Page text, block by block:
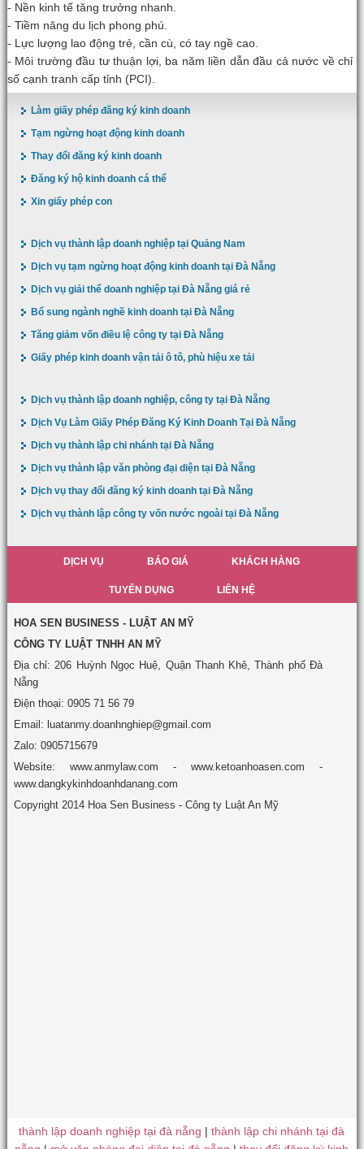
- Nền kinh tế tăng trưởng nhanh.
- Tiềm năng du lịch phong phú.
- Lực lượng lao động trẻ, cần cù, có tay ngề cao.
- Môi trường đầu tư thuận lợi, ba năm liền dẫn đầu cả nước về chỉ
số cạnh tranh cấp tỉnh (PCI).
Làm giấy phép đăng ký kinh doanh
Tạm ngừng hoạt động kinh doanh
Thay đổi đăng ký kinh doanh
Đăng ký hộ kinh doanh cá thể
Xin giấy phép con
Dịch vụ thành lập doanh nghiệp tại Quảng Nam
Dịch vụ tạm ngừng hoạt động kinh doanh tại Đà Nẵng
Dịch vụ giải thể doanh nghiệp tại Đà Nẵng giá rẻ
Bổ sung ngành nghề kinh doanh tại Đà Nẵng
Tăng giảm vốn điều lệ công ty tại Đà Nẵng
Giấy phép kinh doanh vận tải ô tô, phù hiệu xe tải
Dịch vụ thành lập doanh nghiệp, công ty tại Đà Nẵng
Dịch Vụ Làm Giấy Phép Đăng Ký Kinh Doanh Tại Đà Nẵng
Dịch vụ thành lập chi nhánh tại Đà Nẵng
Dịch vụ thành lập văn phòng đại diện tại Đà Nẵng
Dịch vụ thay đổi đăng ký kinh doanh tại Đà Nẵng
Dịch vụ thành lập công ty vốn nước ngoài tại Đà Nẵng
DỊCH VỤ BÁO GIÁ KHÁCH HÀNG
TUYỂN DỤNG LIÊN HỆ
HOA SEN BUSINESS - LUẬT AN MỸ
CÔNG TY LUẬT TNHH AN MỸ
Địa chỉ: 206 Huỳnh Ngọc Huệ, Quận Thanh Khê, Thành phố Đà
Nẵng
Điện thoại: 0905 71 56 79
Email: luatanmy.doanhnghiep@gmail.com
Zalo: 0905715679
Website: www.anmylaw.com - www.ketoanhoasen.com -
www.dangkykinhdoanhdanang.com
Copyright 2014 Hoa Sen Business - Công ty Luật An Mỹ
thành lập doanh nghiệp tại đà nẵng |thành lập chi nhánh tại đà